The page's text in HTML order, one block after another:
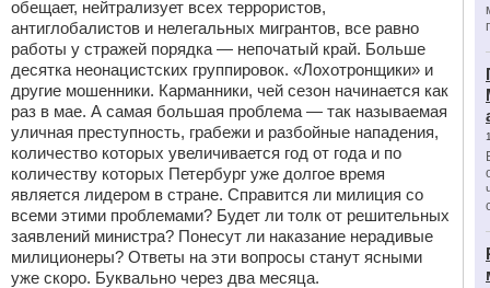
обещает, нейтрализует всех террористов,
антиглобалистов и нелегальных мигрантов, все равно
работы у стражей порядка — непочатый край. Больше
десятка неонацистских группировок. «Лохотронщики» и
другие мошенники. Карманники, чей сезон начинается как
раз в мае. А самая большая проблема — так называемая
уличная преступность, грабежи и разбойные нападения,
количество которых увеличивается год от года и по
количеству которых Петербург уже долгое время
является лидером в стране. Справится ли милиция со
всеми этими проблемами? Будет ли толк от решительных
заявлений министра? Понесут ли наказание нерадивые
милиционеры? Ответы на эти вопросы станут ясными
уже скоро. Буквально через два месяца.